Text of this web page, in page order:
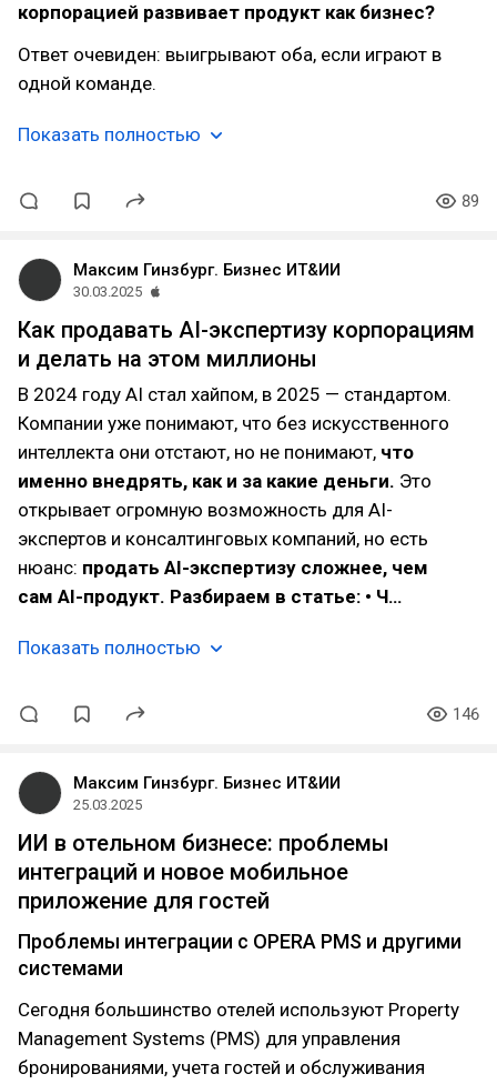
корпорацией развивает продукт как бизнес?
Ответ очевиден: выигрывают оба, если играют в
одной команде.
Показать полностью
89
Максим Гинзбург. Бизнес ИТ&ИИ
30.03.2025
Как продавать AI-экспертизу корпорациям
и делать на этом миллионы
В 2024 году AI стал хайпом, в 2025 — стандартом.
Компании уже понимают, что без искусственного
интеллекта они отстают, но не понимают, что
именно внедрять, как и за какие деньги. Это
открывает огромную возможность для AI-
экспертов и консалтинговых компаний, но есть
нюанс: продать AI-экспертизу сложнее, чем
сам AI-продукт. Разбираем в статье: • Ч…
Показать полностью
146
Максим Гинзбург. Бизнес ИТ&ИИ
25.03.2025
ИИ в отельном бизнесе: проблемы
интеграций и новое мобильное
приложение для гостей
Проблемы интеграции с OPERA PMS и другими
системами
Сегодня большинство отелей используют Property
Management Systems (PMS) для управления
бронированиями, учета гостей и обслуживания